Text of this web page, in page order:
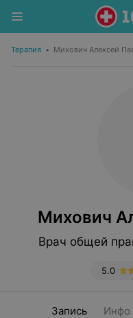
Терапия • Михович Алексей
Михович
Врач общей
5.0
Запись Инфо